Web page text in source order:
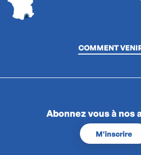
COMMENT
Abonnez vous à nos
M'inscrire